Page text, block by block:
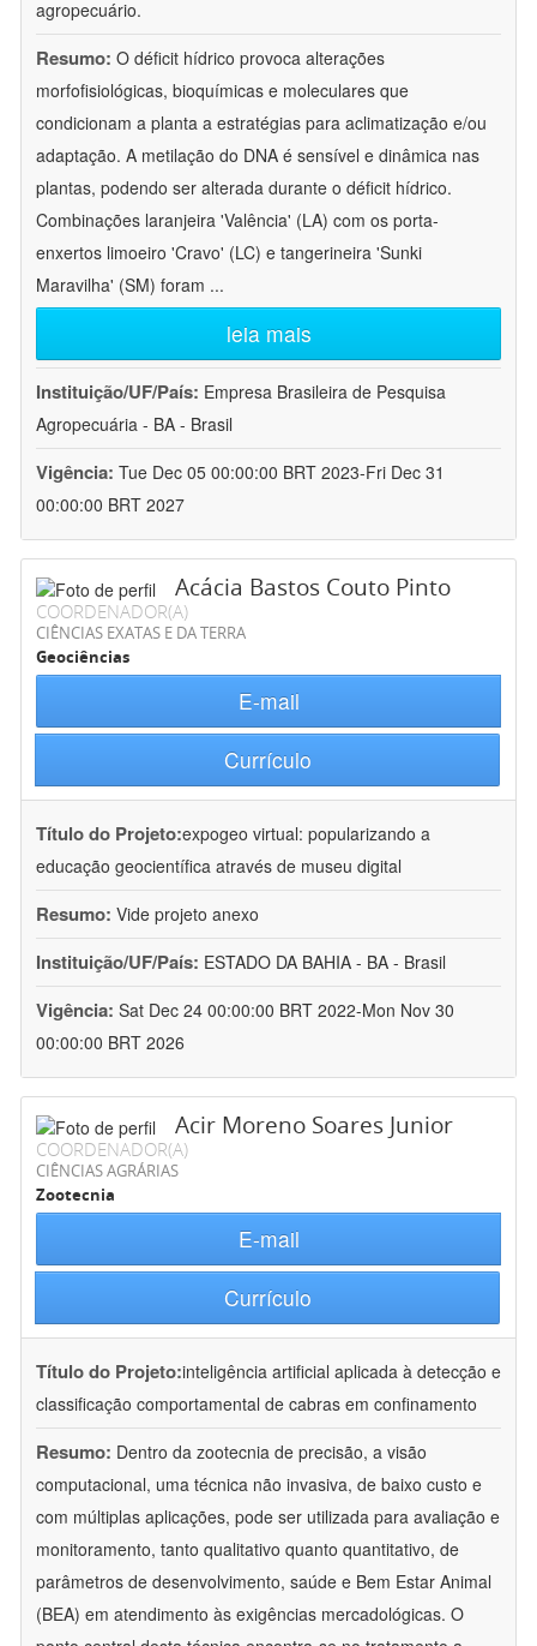
agropecuário.
Resumo: O déficit hídrico provoca alterações
morfofisiológicas, bioquímicas e moleculares que
condicionam a planta a estratégias para aclimatização e/ou
adaptação. A metilação do DNA é sensível e dinâmica nas
plantas, podendo ser alterada durante o déficit hídrico.
Combinações laranjeira 'Valência' (LA) com os porta-
enxertos limoeiro 'Cravo' (LC) e tangerineira 'Sunki
Maravilha' (SM) foram ...
leia mais
Instituição/UF/País: Empresa Brasileira de Pesquisa
Agropecuária - BA - Brasil
Vigência: Tue Dec 05 00:00:00 BRT 2023-Fri Dec 31
00:00:00 BRT 2027
Acácia Bastos Couto Pinto
COORDENADOR(A)
CIÊNCIAS EXATAS E DA TERRA
Geociências
E-mail
Currículo
Título do Projeto:expogeo virtual: popularizando a
educação geocientífica através de museu digital
Resumo: Vide projeto anexo
Instituição/UF/País: ESTADO DA BAHIA - BA - Brasil
Vigência: Sat Dec 24 00:00:00 BRT 2022-Mon Nov 30
00:00:00 BRT 2026
Acir Moreno Soares Junior
COORDENADOR(A)
CIÊNCIAS AGRÁRIAS
Zootecnia
E-mail
Currículo
Título do Projeto:inteligência artificial aplicada à detecção e
classificação comportamental de cabras em confinamento
Resumo: Dentro da zootecnia de precisão, a visão
computacional, uma técnica não invasiva, de baixo custo e
com múltiplas aplicações, pode ser utilizada para avaliação e
monitoramento, tanto qualitativo quanto quantitativo, de
parâmetros de desenvolvimento, saúde e Bem Estar Animal
(BEA) em atendimento às exigências mercadológicas. O